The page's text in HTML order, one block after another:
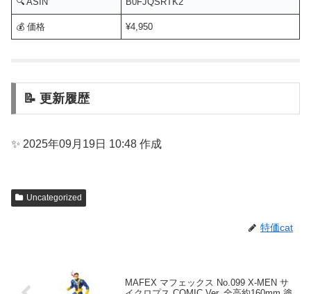
💰 価格 ¥4,950
📝 更新履歴
✨ 2025年09月19日 10:48 作成
Uncategorized
特価cat
MAFEX マフェックス No.099 X-MEN サ